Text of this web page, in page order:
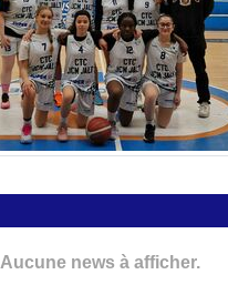
Aucune news à afficher.